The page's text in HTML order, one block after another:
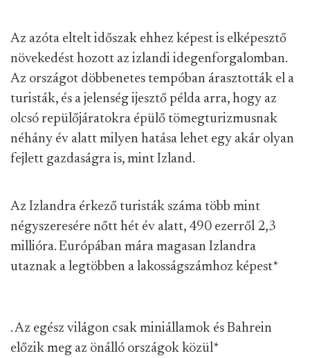
Az azóta eltelt időszak ehhez képest is elképesztő
növekedést hozott az izlandi idegenforgalomban.
Az országot döbbenetes tempóban árasztották el a
turisták, és a jelenség ijesztő példa arra, hogy az
olcsó repülőjáratokra épülő tömegturizmusnak
néhány év alatt milyen hatása lehet egy akár olyan
fejlett gazdaságra is, mint Izland.
Az Izlandra érkező turisták száma több mint
négyszeresére nőtt hét év alatt, 490 ezerről 2,3
millióra. Európában mára magasan Izlandra
utaznak a legtöbben a lakosságszámhoz képest*
. Az egész világon csak miniállamok és Bahrein
előzik meg az önálló országok közül*